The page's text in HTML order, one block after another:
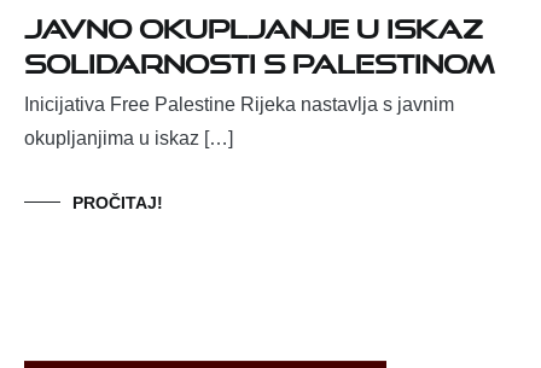
Javno okupljanje u iskaz
solidarnosti s Palestinom
Inicijativa Free Palestine Rijeka nastavlja s javnim
okupljanjima u iskaz […]
PROČITAJ!